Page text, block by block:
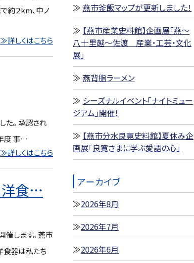
約２km、中ノ
≫詳しくはこちら
。 承認され
度 事…
≫詳しくはこちら
洋食…
催します。 燕市
食器は私たち
燕市釜飯マップが更新しました！
【燕市産業史料館】企画展「燕～
八十里越～佐渡 産業・工芸・文化
展」
燕背脂ラーメン
シーズナルイベント「ナイトミュー
ジアム」開催！
【燕市分水良寛史料館】夏休み企
画展「良寛さまに学ぶ愛語の心」
アーカイブ
2026年8月
2026年7月
2026年6月